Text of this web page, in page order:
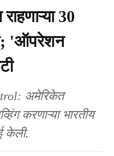
30
'ऑपरेशन
अमेरिकेत
करणाऱ्या भारतीय
केली.